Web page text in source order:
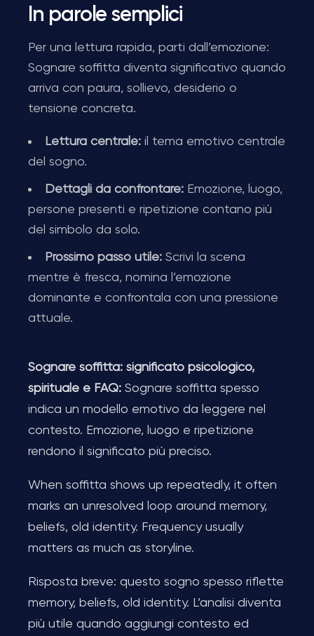
In parole semplici
Per una lettura rapida, parti dall’emozione:
Sognare soffitta diventa significativo quando
arriva con paura, sollievo, desiderio o
tensione concreta.
Lettura centrale: il tema emotivo centrale
del sogno.
Dettagli da confrontare: Emozione, luogo,
persone presenti e ripetizione contano più
del simbolo da solo.
Prossimo passo utile: Scrivi la scena
mentre è fresca, nomina l’emozione
dominante e confrontala con una pressione
attuale.
Sognare soffitta: significato psicologico,
spirituale e FAQ: Sognare soffitta spesso
indica un modello emotivo da leggere nel
contesto. Emozione, luogo e ripetizione
rendono il significato più preciso.
When soffitta shows up repeatedly, it often
marks an unresolved loop around memory,
beliefs, old identity. Frequency usually
matters as much as storyline.
Risposta breve: questo sogno spesso riflette
memory, beliefs, old identity. L’analisi diventa
più utile quando aggiungi contesto ed